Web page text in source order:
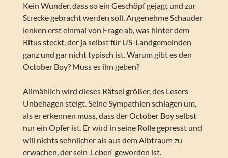
Kein Wunder, dass so ein Geschöpf gejagt und zur
Strecke gebracht werden soll. Angenehme Schauder
lenken erst einmal von Frage ab, was hinter dem
Ritus steckt, der ja selbst für US-Landgemeinden
ganz und gar nicht typisch ist. Warum gibt es den
October Boy? Muss es ihn geben?
Allmählich wird dieses Rätsel größer, des Lesers
Unbehagen steigt. Seine Sympathien schlagen um,
als er erkennen muss, dass der October Boy selbst
nur ein Opfer ist. Er wird in seine Rolle gepresst und
will nichts sehnlicher als aus dem Albtraum zu
erwachen, der sein ‚Leben‘ geworden ist.